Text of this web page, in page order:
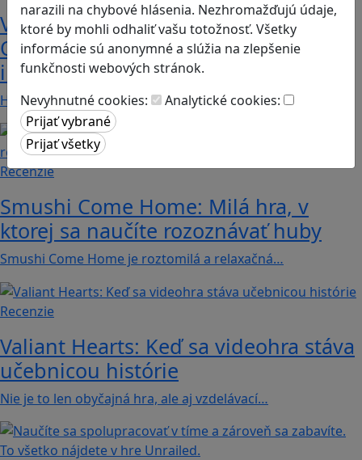
narazili na chybové hlásenia. Nezhromažďujú údaje,
ktoré by mohli odhaliť vašu totožnosť. Všetky
informácie sú anonymné a slúžia na zlepšenie
funkčnosti webových stránok.
Nevyhnutné cookies:
Analytické cookies:
Vzdelávacie dobrodružstvo:
Objavujte svet zvierat cez
interaktívnu hru Jak zvířata fungují?
Hra „Jak zvířata fungují“ otvára deťom…
Recenzie
Smushi Come Home: Milá hra, v
ktorej sa naučíte rozoznávať huby
Smushi Come Home je roztomilá a relaxačná…
Recenzie
Valiant Hearts: Keď sa videohra stáva
učebnicou histórie
Nie je to len obyčajná hra, ale aj vzdelávací…